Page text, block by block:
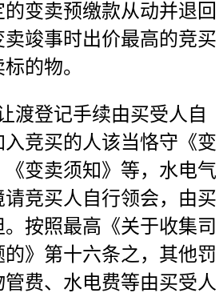
变卖预缴款从动并退回
竣事时出价最高的竞买
的物。
登记手续由买受人自
竞买的人该当恪守《变
变卖须知》等，水电气
竞买人自行领会，由买
按照最高《关于收集司
》第十六条之，其他罚
费、水电费等由买受人